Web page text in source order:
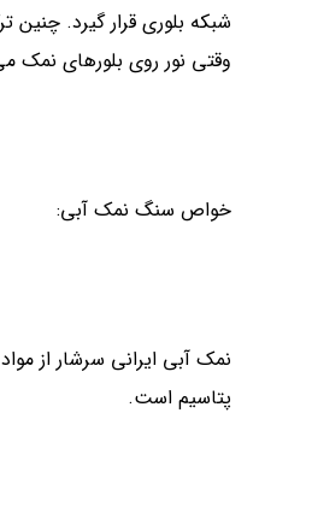
شبکه بلوری قرار گیرد. چنین
وقتی نور روی بلورهای
خواص سنگ نمک آبی:
نمک آبی ایرانی سرشار از
پتاسیم است.